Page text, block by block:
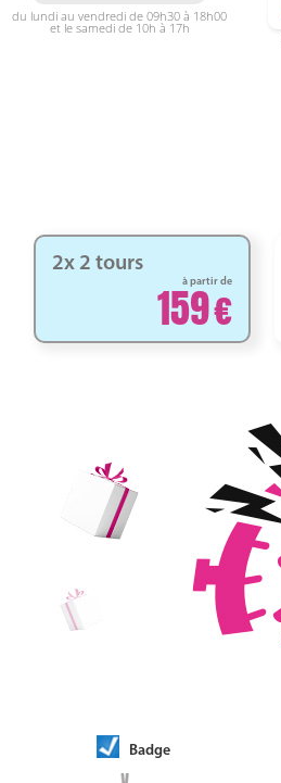
du lundi au vendredi de 09h30 à 18h00
et le samedi de 10h à 17h
2x 2 tours
à partir de
159
Badge